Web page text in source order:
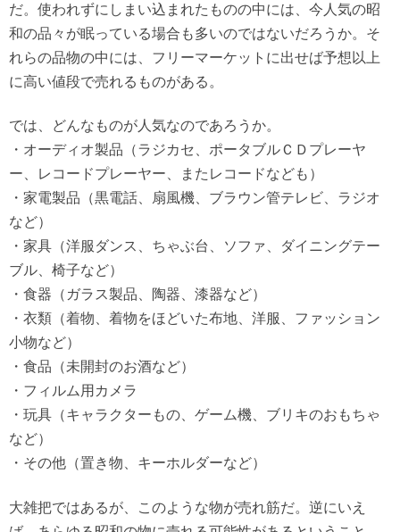
だ。使われずにしまい込まれたものの中には、今人気の昭
和の品々が眠っている場合も多いのではないだろうか。そ
れらの品物の中には、フリーマーケットに出せば予想以上
に高い値段で売れるものがある。
では、どんなものが人気なのであろうか。
・オーディオ製品（ラジカセ、ポータブルＣＤプレーヤ
ー、レコードプレーヤー、またレコードなども）
・家電製品（黒電話、扇風機、ブラウン管テレビ、ラジオ
など）
・家具（洋服ダンス、ちゃぶ台、ソファ、ダイニングテー
ブル、椅子など）
・食器（ガラス製品、陶器、漆器など）
・衣類（着物、着物をほどいた布地、洋服、ファッション
小物など）
・食品（未開封のお酒など）
・フィルム用カメラ
・玩具（キャラクターもの、ゲーム機、ブリキのおもちゃ
など）
・その他（置き物、キーホルダーなど）
大雑把ではあるが、このような物が売れ筋だ。逆にいえ